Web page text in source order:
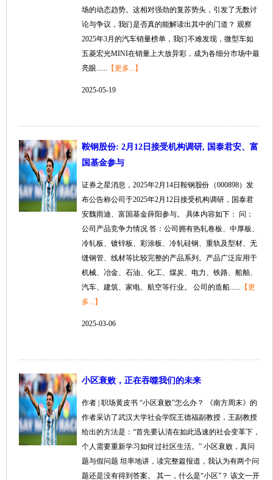
场的动态趋势。这相对强劲的复苏势头，引发了无数讨
论与争议，我们是否真的能解读出其中的门道？ 观察
2025年3月的汽车销量榜单，我们不难发现，微型车如
五菱宏光MINI在销量上大放异彩，成为各细分市场中最
亮眼...... 【更多...】
2025-05-19
鞍钢股份: 2月12日接受机构调研, 国泰君安、富
国基金参与
证券之星消息，2025年2月14日鞍钢股份（000898）发
布公告称公司于2025年2月12日接受机构调研，国泰君
安魏雨迪、富国基金薛阳参与。 具体内容如下： 问：
公司产品竞争力情况 答：公司拥有热轧卷板、中厚板、
冷轧板、镀锌板、彩涂板、冷轧硅钢、重轨及型材、无
缝钢管、线材等比较完整的产品系列。产品广泛应用于
机械、冶金、石油、化工、煤炭、电力、铁路、船舶、
汽车、建筑、家电、航空等行业。 公司的造船...... 【更
多...】
2025-03-06
小区衰败，正在吞噬我们的未来
作者 | 职场黄皮书 “小区衰败”怎么办？ 《南方周末》的
作者采访了武汉大学社会学院王德福副教授，王副教授
给出的方法是：“首先要认清在如此迅速的社会变革下，
个人需要重新学习如何过社区生‍活。” 小区衰败，真问
题与假问题 坦率地讲，读完整篇报道，我认为有两个问
题还是没有得到答案。 其一，什么是“小区”？ 该文一开